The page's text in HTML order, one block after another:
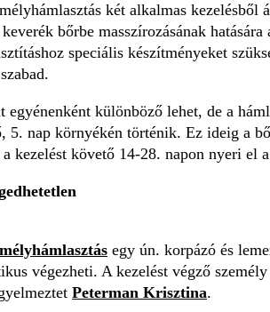
két alkalmas
bőrbe masszírozásának
speciális készítményeket
különböző lehet, de a
5. nap környékén történik. Ez ideig a
kezelést követő 14-28. napon nyeri el
mélyhámlasztás egy ún. korpázó és
végezheti. A kezelést végző
Peterman Krisztina.